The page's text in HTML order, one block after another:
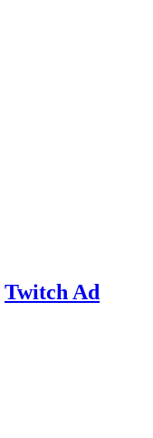
Twitch Ad